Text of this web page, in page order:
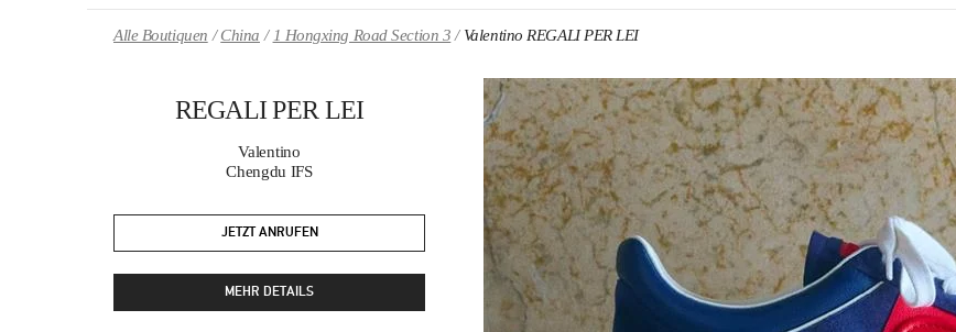
Alle Boutiquen China 1 Hongxing Road Section 3 Valentino REGALI PER LEI
REGALI PER LEI
Valentino
Chengdu IFS
JETZT ANRUFEN
MEHR DETAILS